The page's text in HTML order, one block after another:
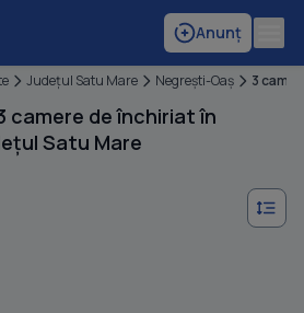
Anunț
Judeţul Satu Mare Negreşti-Oaş 3
camere de închiriat în
Satu Mare